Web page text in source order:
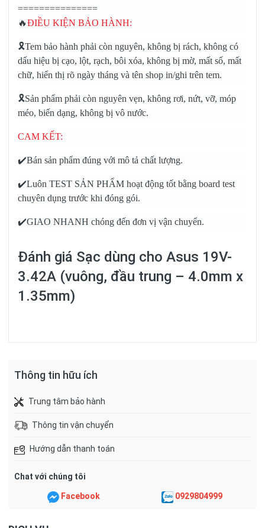
===============
🔥ĐIỀU KIỆN BẢO HÀNH:
🎗️Tem bảo hành phải còn nguyên, không bị rách, không có
dấu hiệu bị cạo, lột, rạch, bôi xóa, không bị mờ, mất số, mất
chữ, hiển thị rõ ngày tháng và tên shop in/ghi trên tem.
🎗️Sản phẩm phải còn nguyên vẹn, không rơi, nứt, vỡ, móp
méo, biến dạng, không bị vô nước.
CAM KẾT:
✔️Bán sản phẩm đúng với mô tả chất lượng.
✔️Luôn TEST SẢN PHẨM hoạt động tốt bằng board test
chuyên dụng trước khi đóng gói.
✔️GIAO NHANH chóng đến đơn vị vận chuyển.
Đánh giá Sạc dùng cho Asus 19V-
3.42A (vuông, đầu trung – 4.0mm x
1.35mm)
Thông tin hữu ích
Trung tâm bảo hành
Thông tin vận chuyển
Hướng dẫn thanh toán
Chat với chúng tôi
Facebook 0929804999